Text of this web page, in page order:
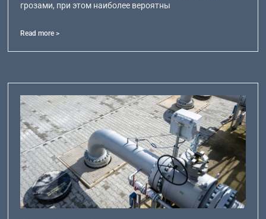
грозами, при этом наиболее вероятны
Read more >